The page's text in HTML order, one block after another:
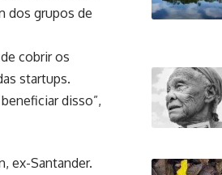
dos grupos de
cobrir os
startups.
disso”,
ex-Santander.